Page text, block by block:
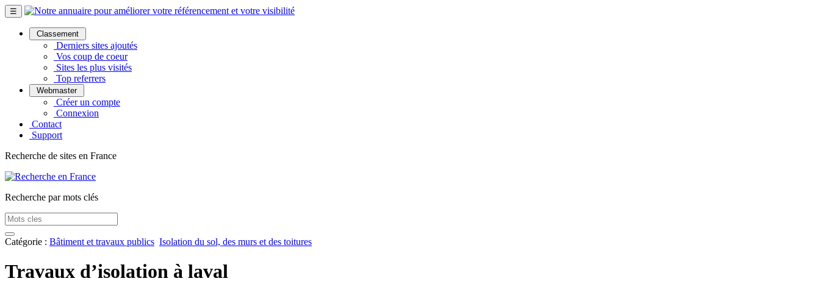
☰
Classement
Derniers sites ajoutés
Vos coup de coeur
Sites les plus visités
Top referrers
Webmaster
Créer un compte
Connexion
Contact
Support
Recherche de sites en France
Recherche par mots clés
Catégorie : Bâtiment et travaux publics Isolation du sol, des murs et des toitures
Travaux d’isolation à laval